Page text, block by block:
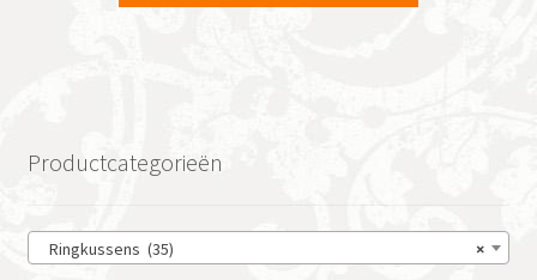
Productcategorieën
×
Ringkussens (35)